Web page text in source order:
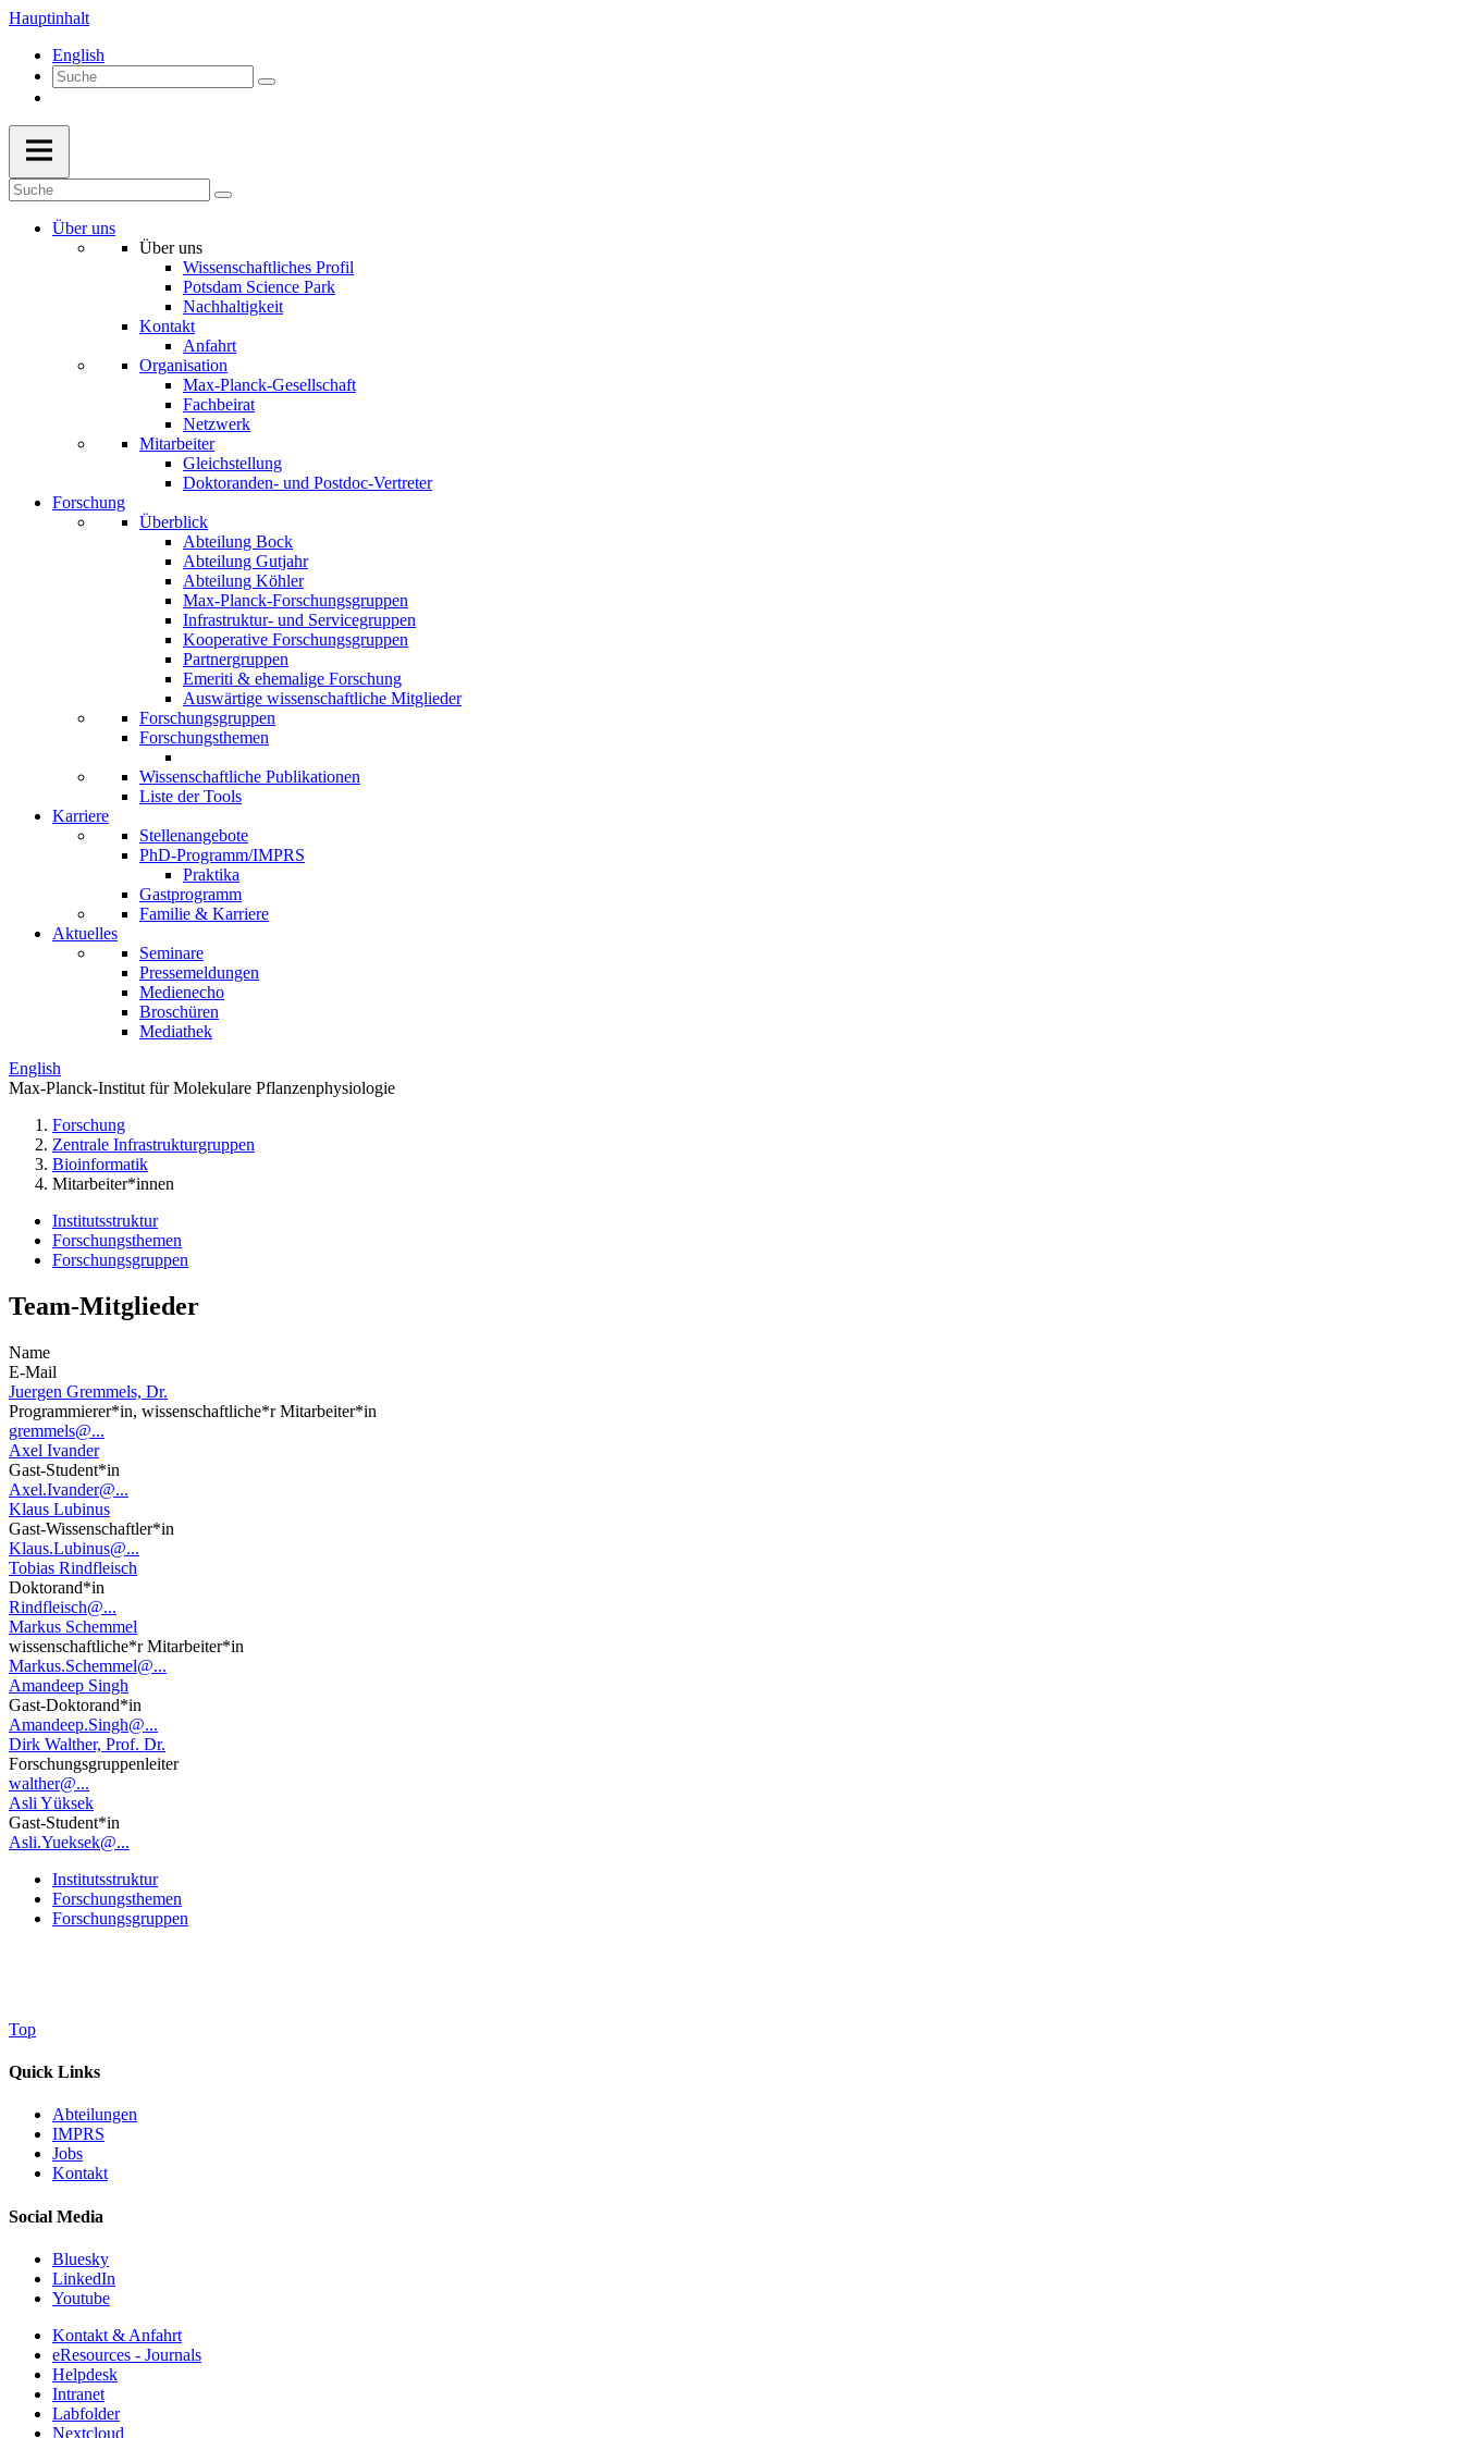
Hauptinhalt
English
Über uns
Über uns
Wissenschaftliches Profil
Potsdam Science Park
Nachhaltigkeit
Kontakt
Anfahrt
Organisation
Max-Planck-Gesellschaft
Fachbeirat
Netzwerk
Mitarbeiter
Gleichstellung
Doktoranden- und Postdoc-Vertreter
Forschung
Überblick
Abteilung Bock
Abteilung Gutjahr
Abteilung Köhler
Max-Planck-Forschungsgruppen
Infrastruktur- und Servicegruppen
Kooperative Forschungsgruppen
Partnergruppen
Emeriti & ehemalige Forschung
Auswärtige wissenschaftliche Mitglieder
Forschungsgruppen
Forschungsthemen
Wissenschaftliche Publikationen
Liste der Tools
Karriere
Stellenangebote
PhD-Programm/IMPRS
Praktika
Gastprogramm
Familie & Karriere
Aktuelles
Seminare
Pressemeldungen
Medienecho
Broschüren
Mediathek
English
Max-Planck-Institut für Molekulare Pflanzenphysiologie
Forschung
Zentrale Infrastrukturgruppen
Bioinformatik
Mitarbeiter*innen
Institutsstruktur
Forschungsthemen
Forschungsgruppen
Team-Mitglieder
Name
E-Mail
Juergen Gremmels, Dr.
Programmierer*in, wissenschaftliche*r Mitarbeiter*in
gremmels@...
Axel Ivander
Gast-Student*in
Axel.Ivander@...
Klaus Lubinus
Gast-Wissenschaftler*in
Klaus.Lubinus@...
Tobias Rindfleisch
Doktorand*in
Rindfleisch@...
Markus Schemmel
wissenschaftliche*r Mitarbeiter*in
Markus.Schemmel@...
Amandeep Singh
Gast-Doktorand*in
Amandeep.Singh@...
Dirk Walther, Prof. Dr.
Forschungsgruppenleiter
walther@...
Asli Yüksek
Gast-Student*in
Asli.Yueksek@...
Institutsstruktur
Forschungsthemen
Forschungsgruppen
Top
Quick Links
Abteilungen
IMPRS
Jobs
Kontakt
Social Media
Bluesky
LinkedIn
Youtube
Kontakt & Anfahrt
eResources - Journals
Helpdesk
Intranet
Labfolder
Nextcloud